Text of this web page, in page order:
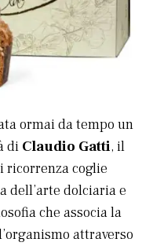
ormai da tempo un
di Claudio Gatti, il
ricorrenza coglie
dell’arte dolciaria e
che associa la
attraverso